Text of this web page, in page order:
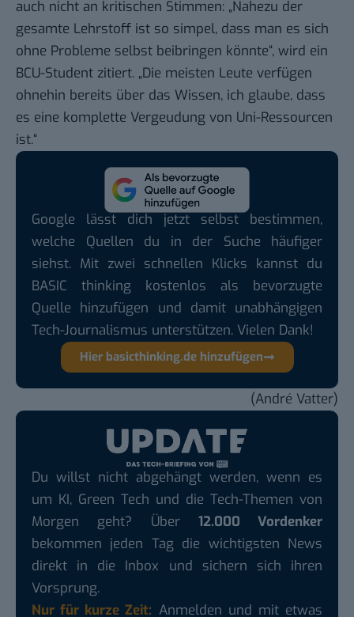
auch nicht an kritischen Stimmen: „Nahezu der
gesamte Lehrstoff ist so simpel, dass man es sich
ohne Probleme selbst beibringen könnte“, wird ein
BCU-Student zitiert. „Die meisten Leute verfügen
ohnehin bereits über das Wissen, ich glaube, dass
es eine komplette Vergeudung von Uni-Ressourcen
ist.“
Google lässt dich jetzt selbst bestimmen,
welche Quellen du in der Suche häufiger
siehst. Mit zwei schnellen Klicks kannst du
BASIC thinking kostenlos als bevorzugte
Quelle hinzufügen und damit unabhängigen
Tech-Journalismus unterstützen. Vielen Dank!
Hier basicthinking.de hinzufügen
(André Vatter)
Du willst nicht abgehängt werden, wenn es
um KI, Green Tech und die Tech-Themen von
Morgen geht? Über 12.000 Vordenker
bekommen jeden Tag die wichtigsten News
direkt in die Inbox und sichern sich ihren
Vorsprung.
Nur für kurze Zeit: Anmelden und mit etwas